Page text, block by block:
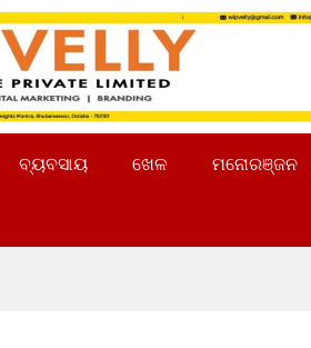
ବ୍ୟବସାୟ ଖେଳ ମନୋରଞ୍ଜନ